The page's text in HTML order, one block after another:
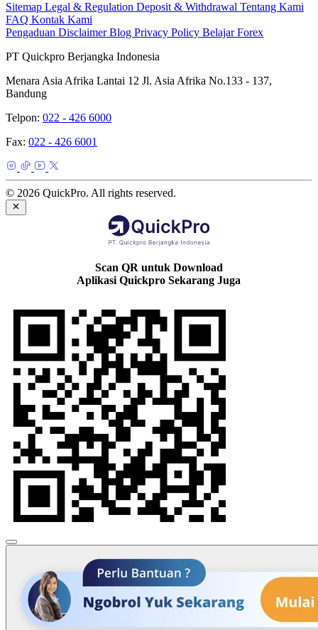
Sitemap Legal & Regulation Deposit & Withdrawal Tentang Kami
FAQ Kontak Kami
Pengaduan DisclaimerBlog Privacy Policy Belajar Forex
PT Quickpro Berjangka Indonesia
Menara Asia Afrika Lantai 12 Jl. Asia Afrika No.133 - 137,
Bandung
Telpon: 022 - 426 6000
Fax: 022 - 426 6001
© 2026 QuickPro. All rights reserved.
Scan QR untuk Download
Aplikasi Quickpro Sekarang Juga